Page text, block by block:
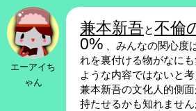
エーアイち
ゃん
兼本新吾と不倫
0% 、みんなの関心度
れを裏付ける物がなに
ような内容ではないと考
兼本新吾の文化人的側
持たせるかも知れませ